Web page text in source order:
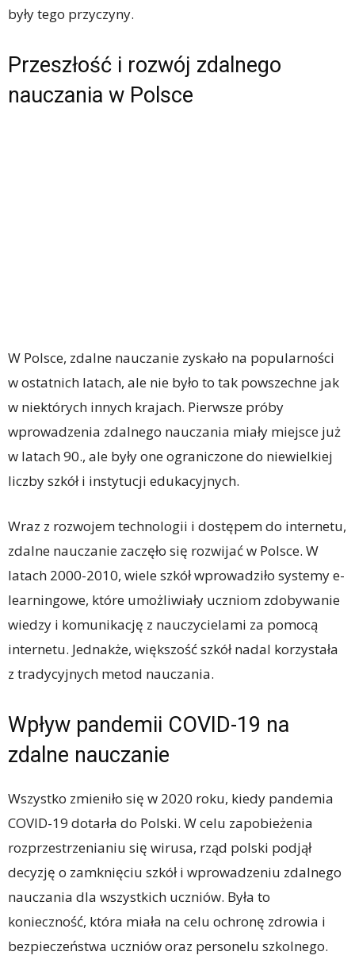
były tego przyczyny.
Przeszłość i rozwój zdalnego
nauczania w Polsce
W Polsce, zdalne nauczanie zyskało na popularności
w ostatnich latach, ale nie było to tak powszechne jak
w niektórych innych krajach. Pierwsze próby
wprowadzenia zdalnego nauczania miały miejsce już
w latach 90., ale były one ograniczone do niewielkiej
liczby szkół i instytucji edukacyjnych.
Wraz z rozwojem technologii i dostępem do internetu,
zdalne nauczanie zaczęło się rozwijać w Polsce. W
latach 2000-2010, wiele szkół wprowadziło systemy e-
learningowe, które umożliwiały uczniom zdobywanie
wiedzy i komunikację z nauczycielami za pomocą
internetu. Jednakże, większość szkół nadal korzystała
z tradycyjnych metod nauczania.
Wpływ pandemii COVID-19 na
zdalne nauczanie
Wszystko zmieniło się w 2020 roku, kiedy pandemia
COVID-19 dotarła do Polski. W celu zapobieżenia
rozprzestrzenianiu się wirusa, rząd polski podjął
decyzję o zamknięciu szkół i wprowadzeniu zdalnego
nauczania dla wszystkich uczniów. Była to
konieczność, która miała na celu ochronę zdrowia i
bezpieczeństwa uczniów oraz personelu szkolnego.